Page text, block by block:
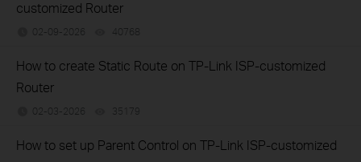
customized Router
02-09-2026 40768
How to create Static Route on TP-Link ISP-customized
Router
02-03-2026 35179
How to set up Parent Control on TP-Link ISP-customized